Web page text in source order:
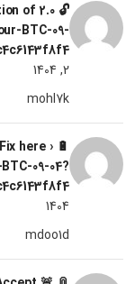
of 2.0
BTC-09-
🔓
2, 1404
mohl7k
here ›
09-04?
🔋
1404
mdoo1d